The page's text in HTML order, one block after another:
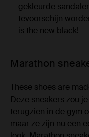
gekleurde
tevoorschijn
is the new black!
Marathon
These shoes are
Deze sneakers zou
terugzien in de gym
maar ze zijn nu een